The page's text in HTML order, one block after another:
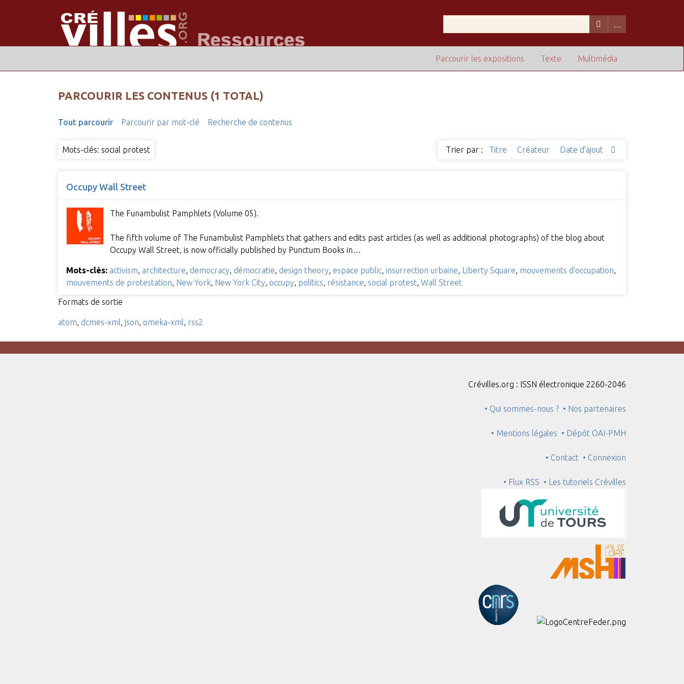
Multimédia
Texte
Parcourir les expositions
PARCOURIR LES CONTENUS (1 TOTAL)
Tout parcourir Parcourir par mot-clé Recherche de contenus
Mots-clés: social protest Trier par : Titre Créateur Date d'ajout
Occupy Wall Street
The Funambulist Pamphlets (Volume 05).
The fifth volume of The Funambulist Pamphlets that gathers and edits past articles (as well as additional photographs) of the blog about
Occupy Wall Street, is now officially published by Punctum Books in…
Mots-clés: activism architecture democracy démocratie design theory espace public, insurrection urbaine Liberty Square mouvements d'occupation
mouvements de protestation New York, New York City occupy politics résistance social protest, Wall Street
Formats de sortie
atom dcmes-xml json omeka-xml rss2
Crévilles.org : ISSN électronique 2260-2046
• Qui sommes-nous ? • Nos partenaires
• Mentions légales • Dépôt OAI-PMH
• Contact • Connexion
• Flux RSS • Les tutoriels Crévilles